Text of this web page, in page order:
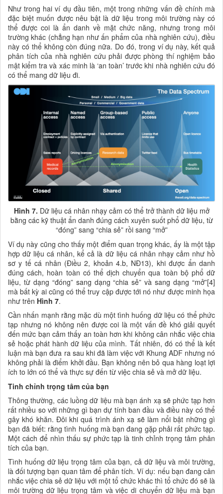
Như trong hai ví dụ đầu tiên, một trong những vấn đề chính mà
đặc biệt muốn được nêu bật là dữ liệu trong môi trường này có
thể được coi là ẩn danh về mặt chức năng, nhưng trong môi
trường khác (chẳng hạn như ấn phẩm của nhà nghiên cứu), điều
này có thể không còn đúng nữa. Do đó, trong ví dụ này, kết quả
phân tích của nhà nghiên cứu phải được phòng thí nghiệm bảo
mật kiểm tra và xác minh là ‘an toàn’ trước khi nhà nghiên cứu đó
có thể mang dữ liệu đi.
Hình 7. Dữ liệu cá nhân nhạy cảm có thể trở thành dữ liệu mở
bằng các kỹ thuật ẩn danh đúng cách xuyên suốt phổ dữ liệu, từ
“đóng” sang “chia sẻ” rồi sang “mở”
Ví dụ này cũng cho thấy một điểm quan trọng khác, ấy là một tập
hợp dữ liệu cá nhân, kể cả là dữ liệu cá nhân nhạy cảm như hồ
sơ y tế cá nhân (Điều 2, khoản 4.b, NĐ13), khi được ẩn danh
đúng cách, hoàn toàn có thể dịch chuyển qua toàn bộ phổ dữ
liệu, từ dạng “đóng” sang dạng “chia sẻ” và sang dạng “mở”[4]
mà bất kỳ ai cũng có thể truy cập được tới nó như được minh họa
như trên Hình 7.
Cần nhấn mạnh rằng mặc dù một tình huống dữ liệu có thể phức
tạp nhưng nó không nên được coi là một vấn đề khó giải quyết
đến mức bạn cảm thấy an toàn hơn khi không cân nhắc việc chia
sẻ hoặc phát hành dữ liệu của mình. Tất nhiên, đó có thể là kết
luận mà bạn đưa ra sau khi đã làm việc với Khung ADF nhưng nó
không phải là điểm khởi đầu. Bạn không nên bỏ qua hàng loạt lợi
ích to lớn có thể và thực sự đến từ việc chia sẻ và mở dữ liệu.
Tinh chỉnh trọng tâm của bạn
Thông thường, các luồng dữ liệu mà bạn ánh xạ sẽ phức tạp hơn
rất nhiều so với những gì bạn dự tính ban đầu và điều này có thể
gây khó khăn. Đôi khi quá trình ánh xạ sẽ làm nổi bật những gì
bạn đã biết: rằng tình huống mà bạn đang gặp phải rất phức tạp.
Một cách để nhìn thấu sự phức tạp là tinh chỉnh trọng tâm phân
tích của bạn.
Tình huống dữ liệu trọng tâm của bạn, cả dữ liệu và môi trường,
là đối tượng bạn quan tâm để phân tích. Ví dụ: nếu bạn đang cân
nhắc việc chia sẻ dữ liệu với một tổ chức khác thì tổ chức đó sẽ là
môi trường dữ liệu trọng tâm và việc di chuyển dữ liệu mà bạn